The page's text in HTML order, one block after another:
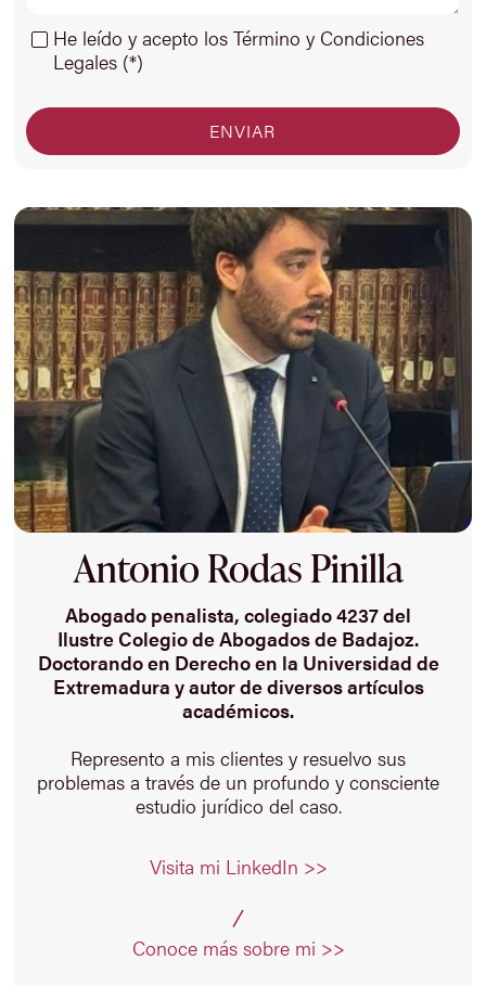
He leído y acepto los Término y Condiciones
Legales (*)
Antonio Rodas Pinilla
Abogado penalista, colegiado 4237 del
Ilustre Colegio de Abogados de Badajoz.
Doctorando en Derecho en la Universidad de
Extremadura y autor de diversos artículos
académicos.
Represento a mis clientes y resuelvo sus
problemas a través de un profundo y consciente
estudio jurídico del caso.
Visita mi LinkedIn >>
Conoce más sobre mi >>